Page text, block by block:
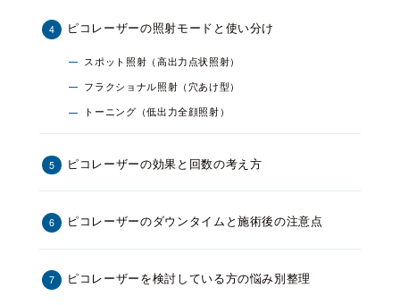
ピコレーザーの照射モードと使い分け
スポット照射（高出力点状照射）
フラクショナル照射（穴あけ型）
トーニング（低出力全顔照射）
ピコレーザーの効果と回数の考え方
ピコレーザーのダウンタイムと施術後の注意点
ピコレーザーを検討している方の悩み別整理